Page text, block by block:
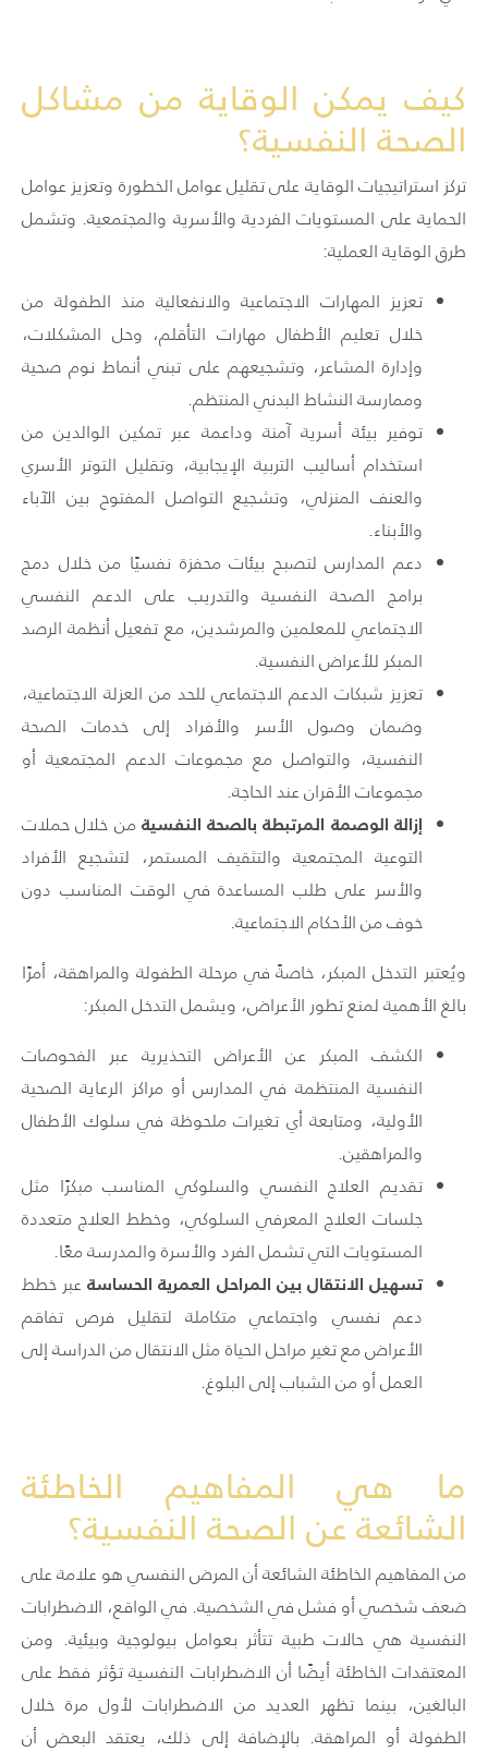
كيف يمكن الوقاية من مشاكل
الصحة النفسية؟
تركز استراتيجيات الوقاية على تقليل عوامل الخطورة وتعزيز عوامل
الحماية على المستويات الفردية والأسرية والمجتمعية. وتشمل
طرق الوقاية العملية:
تعزيز المهارات الاجتماعية والانفعالية منذ الطفولة من
خلال تعليم الأطفال مهارات التأقلم، وحل المشكلات،
وإدارة المشاعر، وتشجيعهم على تبني أنماط نوم صحية
وممارسة النشاط البدني المنتظم.
توفير بيئة أسرية آمنة وداعمة عبر تمكين الوالدين من
استخدام أساليب التربية الإيجابية، وتقليل التوتر الأسري
والعنف المنزلي، وتشجيع التواصل المفتوح بين الآباء
والأبناء.
دعم المدارس لتصبح بيئات محفزة نفسيًا من خلال دمج
برامج الصحة النفسية والتدريب على الدعم النفسي
الاجتماعي للمعلمين والمرشدين، مع تفعيل أنظمة الرصد
المبكر للأعراض النفسية.
تعزيز شبكات الدعم الاجتماعي للحد من العزلة الاجتماعية،
وضمان وصول الأسر والأفراد إلى خدمات الصحة
النفسية، والتواصل مع مجموعات الدعم المجتمعية أو
مجموعات الأقران عند الحاجة.
إزالة الوصمة المرتبطة بالصحة النفسية من خلال حملات
التوعية المجتمعية والتثقيف المستمر، لتشجيع الأفراد
والأسر على طلب المساعدة في الوقت المناسب دون
خوف من الأحكام الاجتماعية.
ويُعتبر التدخل المبكر، خاصةً في مرحلة الطفولة والمراهقة، أمرًا
بالغ الأهمية لمنع تطور الأعراض، ويشمل التدخل المبكر:
الكشف المبكر عن الأعراض التحذيرية عبر الفحوصات
النفسية المنتظمة في المدارس أو مراكز الرعاية الصحية
الأولية، ومتابعة أي تغيرات ملحوظة في سلوك الأطفال
والمراهقين.
تقديم العلاج النفسي والسلوكي المناسب مبكرًا مثل
جلسات العلاج المعرفي السلوكي، وخطط العلاج متعددة
المستويات التي تشمل الفرد والأسرة والمدرسة معًا.
تسهيل الانتقال بين المراحل العمرية الحساسةعبر خطط
دعم نفسي واجتماعي متكاملة لتقليل فرص تفاقم
الأعراض مع تغير مراحل الحياة مثل الانتقال من الدراسة إلى
العمل أو من الشباب إلى البلوغ.
ما هي المفاهيم الخاطئة
الشائعة عن الصحة النفسية؟
من المفاهيم الخاطئة الشائعة أن المرض النفسي هو علامة على
ضعف شخصي أو فشل في الشخصية. في الواقع، الاضطرابات
النفسية هي حالات طبية تتأثر بعوامل بيولوجية وبيئية. ومن
المعتقدات الخاطئة أيضًا أن الاضطرابات النفسية تؤثر فقط على
البالغين، بينما تظهر العديد من الاضطرابات لأول مرة خلال
الطفولة أو المراهقة. بالإضافة إلى ذلك، يعتقد البعض أن